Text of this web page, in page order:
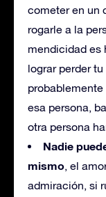
cometer en un
rogarle a la
mendicidad es
lograr perder
esa persona,
otra persona
Nadie
mismo, el
admiración, si